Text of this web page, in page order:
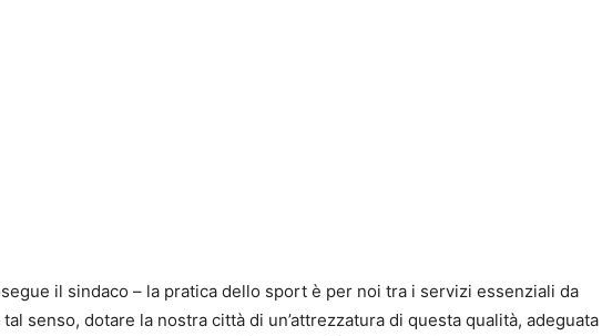
il sindaco – la pratica dello sport è per noi tra i servizi essenziali da
senso, dotare la nostra città di un’attrezzatura di questa qualità, adeguata